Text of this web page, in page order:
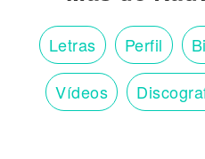
Letras Perfil
Vídeos